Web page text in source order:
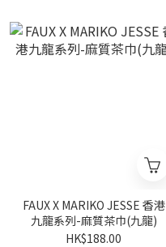
FAUX X MARIKO JESSE 香港
九龍系列-麻質茶巾(九龍)
HK$188.00